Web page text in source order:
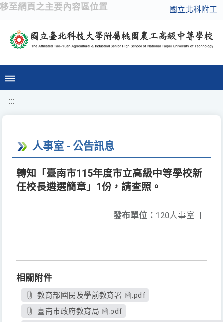
移至網頁之主要內容區位置 國立北科附工
:::
人事室 - 公告訊息
轉知「臺南市115年度市立高級中等學校新
任校長遴選簡章」1份，請查照。
發布單位： 120人事室 |
相關附件
教育部國民及學前教育署 函.pdf
臺南市政府教育局 函.pdf